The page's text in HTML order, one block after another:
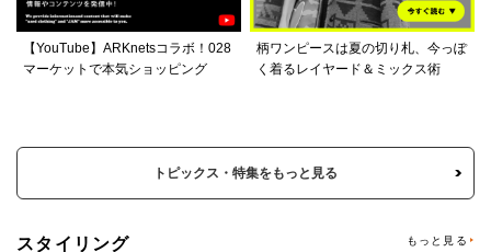
【YouTube】ARKnetsコラボ！028
マーケットで本気ショッピング
柄ワンピースは夏の切り札、今っぽ
く着るレイヤード＆ミックス術
トピックス・特集をもっと見る
スタイリング もっと見る